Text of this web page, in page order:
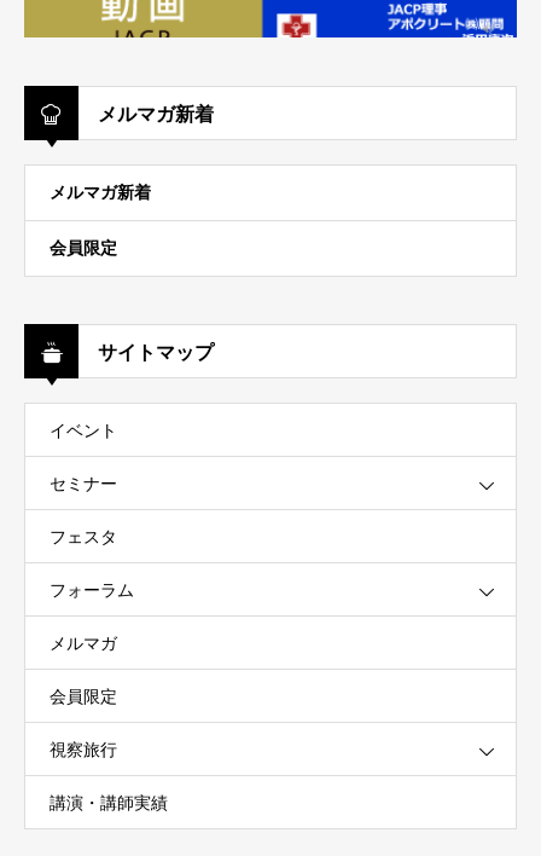
メルマガ新着
メルマガ新着
会員限定
サイトマップ
イベント
セミナー
フェスタ
フォーラム
メルマガ
会員限定
視察旅行
講演・講師実績